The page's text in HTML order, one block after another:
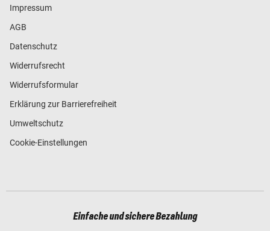
Impressum
AGB
Datenschutz
Widerrufsrecht
Widerrufsformular
Erklärung zur Barrierefreiheit
Umweltschutz
Cookie-Einstellungen
Einfache und sichere Bezahlung